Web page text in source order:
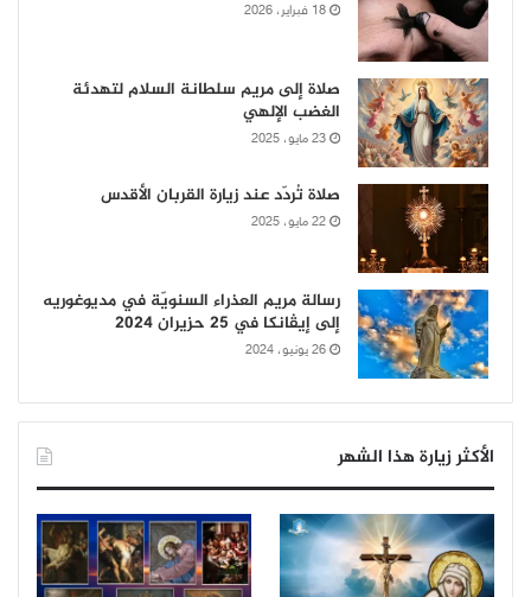
18 فبراير، 2026
صلاة إلى مريم سلطانة السلام لتهدئة
الغضب الإلهي
23 مايو، 2025
صلاة تُردّد عند زيارة القربان الأقدس
22 مايو، 2025
رسالة مريم العذراء السنويّة في مديوغوريه
إلى إيڤانكا في 25 حزيران 2024
26 يونيو، 2024
الأكثر زيارة هذا الشهر